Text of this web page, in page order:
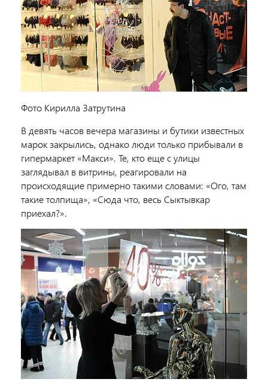
Фото Кирилла Затрутина
В девять часов вечера магазины и бутики известных
марок закрылись, однако люди только прибывали в
гипермаркет «Макси». Те, кто еще с улицы
заглядывал в витрины, реагировали на
происходящие примерно такими словами: «Ого, там
такие толпища», «Сюда что, весь Сыктывкар
приехал?».